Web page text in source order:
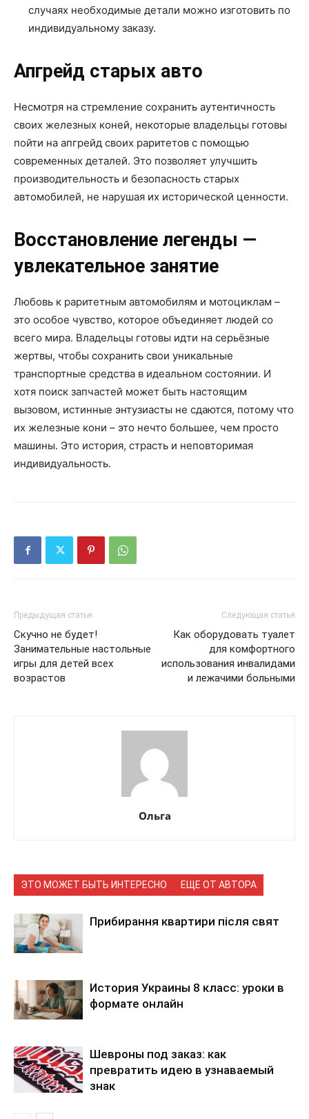
случаях необходимые детали можно изготовить по
индивидуальному заказу.
Апгрейд старых авто
Несмотря на стремление сохранить аутентичность
своих железных коней, некоторые владельцы готовы
пойти на апгрейд своих раритетов с помощью
современных деталей. Это позволяет улучшить
производительность и безопасность старых
автомобилей, не нарушая их исторической ценности.
Восстановление легенды —
увлекательное занятие
Любовь к раритетным автомобилям и мотоциклам –
это особое чувство, которое объединяет людей со
всего мира. Владельцы готовы идти на серьёзные
жертвы, чтобы сохранить свои уникальные
транспортные средства в идеальном состоянии. И
хотя поиск запчастей может быть настоящим
вызовом, истинные энтузиасты не сдаются, потому что
их железные кони – это нечто большее, чем просто
машины. Это история, страсть и неповторимая
индивидуальность.
Предыдущая статья
Скучно не будет!
Занимательные настольные
игры для детей всех
возрастов
Следующая статья
Как оборудовать туалет
для комфортного
использования инвалидами
и лежачими больными
Ольга
ЭТО МОЖЕТ БЫТЬ ИНТЕРЕСНО ЕЩЕ ОТ АВТОРА
Прибирання квартири після свят
История Украины 8 класс: уроки в
формате онлайн
Шевроны под заказ: как
превратить идею в узнаваемый
знак